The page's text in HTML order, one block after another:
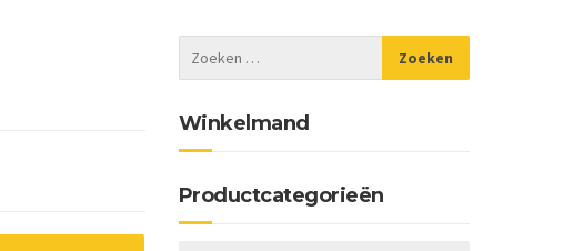
Winkelmand
Productcategorieën